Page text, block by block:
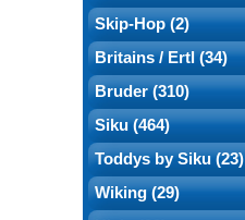
Skip-Hop (2)
Britains / Ertl (34)
Bruder (310)
Siku (464)
Toddys by Siku (23)
Wiking (29)